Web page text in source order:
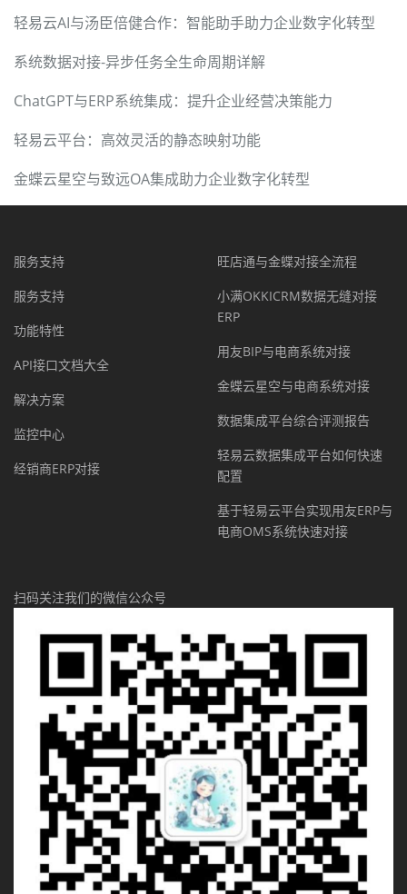
轻易云AI与汤臣倍健合作：智能助手助力企业数字化转型
系统数据对接-异步任务全生命周期详解
ChatGPT与ERP系统集成：提升企业经营决策能力
轻易云平台：高效灵活的静态映射功能
金蝶云星空与致远OA集成助力企业数字化转型
服务支持
服务支持
功能特性
API接口文档大全
解决方案
监控中心
经销商ERP对接
旺店通与金蝶对接全流程
小满OKKICRM数据无缝对接
ERP
用友BIP与电商系统对接
金蝶云星空与电商系统对接
数据集成平台综合评测报告
轻易云数据集成平台如何快速
配置
基于轻易云平台实现用友ERP与
电商OMS系统快速对接
扫码关注我们的微信公众号